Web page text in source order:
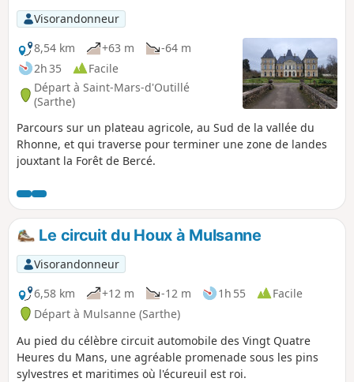
Visorandonneur
8,54 km
+63 m
-64 m
2h 35
Facile
Départ à Saint-Mars-d'Outillé
(Sarthe)
Parcours sur un plateau agricole, au Sud de la vallée du
Rhonne, et qui traverse pour terminer une zone de landes
jouxtant la Forêt de Bercé.
Le circuit du Houx à Mulsanne
Visorandonneur
6,58 km
+12 m -12 m 1h 55
Facile
Départ à Mulsanne (Sarthe)
Au pied du célèbre circuit automobile des Vingt Quatre
Heures du Mans, une agréable promenade sous les pins
sylvestres et maritimes où l'écureuil est roi.